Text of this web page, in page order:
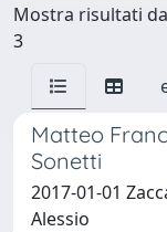
Mostra risultati
3
Matteo
Sonetti
2017-01-01
Alessio